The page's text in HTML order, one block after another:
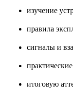
изучение
правила
сигналы и
итоговую